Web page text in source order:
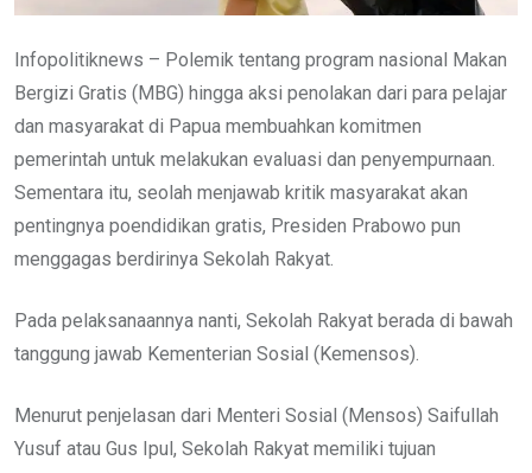
Infopolitiknews – Polemik tentang program nasional Makan
Bergizi Gratis (MBG) hingga aksi penolakan dari para pelajar
dan masyarakat di Papua membuahkan komitmen
pemerintah untuk melakukan evaluasi dan penyempurnaan.
Sementara itu, seolah menjawab kritik masyarakat akan
pentingnya poendidikan gratis, Presiden Prabowo pun
menggagas berdirinya Sekolah Rakyat.
Pada pelaksanaannya nanti, Sekolah Rakyat berada di bawah
tanggung jawab Kementerian Sosial (Kemensos).
Menurut penjelasan dari Menteri Sosial (Mensos) Saifullah
Yusuf atau Gus Ipul, Sekolah Rakyat memiliki tujuan